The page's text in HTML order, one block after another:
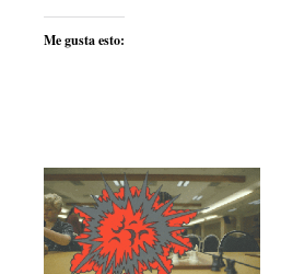
Me gusta esto: